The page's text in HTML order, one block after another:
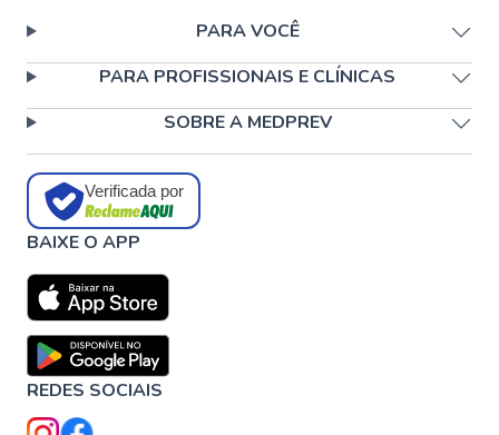
PARA VOCÊ
PARA PROFISSIONAIS E CLÍNICAS
SOBRE A MEDPREV
Verificada por
BAIXE O APP
REDES SOCIAIS